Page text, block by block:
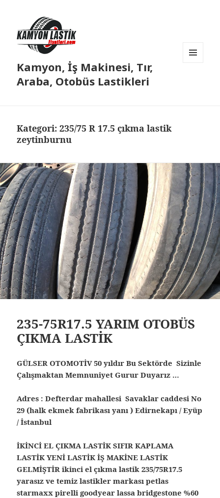
Kamyon, İş Makinesi, Tır,
Araba, Otobüs Lastikleri
Kategori:235/75 R 17.5 çıkma lastik
zeytinburnu
235-75R17.5 YARIM OTOBÜS
ÇIKMA LASTİK
GÜLSER OTOMOTİV 50 yıldır Bu Sektörde Sizinle
Çalışmaktan Memnuniyet Gurur Duyarız …
Adres : Defterdar mahallesi Savaklar caddesi No
29 (halk ekmek fabrikası yanı ) Edirnekapı / Eyüp
/ İstanbul
İKİNCİ EL ÇIKMA LASTİK SIFIR KAPLAMA
LASTİK YENİ LASTİK İŞ MAKİNE LASTİK
GELMİŞTİR ikinci el çıkma lastik 235/75R17.5
yarasız ve temiz lastikler markası petlas
starmaxx pirelli goodyear lassa bridgestone %60